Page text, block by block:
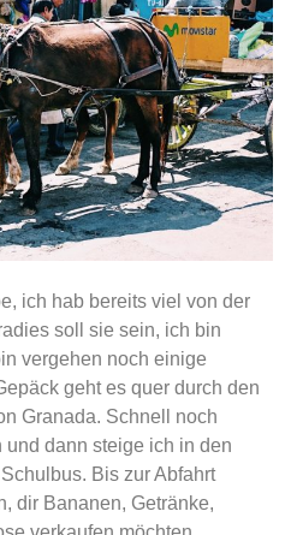
ich hab bereits viel von der
soll sie sein, ich bin
vergehen noch einige
geht es quer durch den
Granada. Schnell noch
dann steige ich in den
Bis zur Abfahrt
dir Bananen, Getränke,